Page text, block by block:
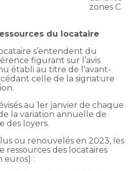
zones C.
du locataire
s’entendent du
figurant sur l’avis
établi au titre de l’avant-
celle de la signature
au 1er janvier de chaque
la variation annuelle de
des loyers.
ou renouvelés en 2023, les
ressources des locataires
euros) :